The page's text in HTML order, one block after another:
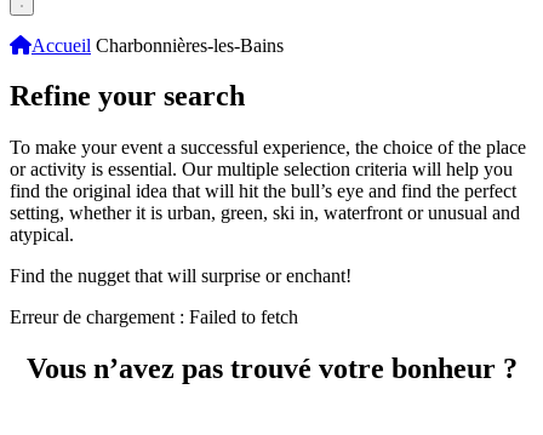
Accueil Charbonnières-les-Bains
Refine your search
To make your event a successful experience, the choice of the place
or activity is essential. Our multiple selection criteria will help you
find the original idea that will hit the bull’s eye and find the perfect
setting, whether it is urban, green, ski in, waterfront or unusual and
atypical.
Find the nugget that will surprise or enchant!
Erreur de chargement : Failed to fetch
Vous n’avez pas trouvé votre bonheur ?